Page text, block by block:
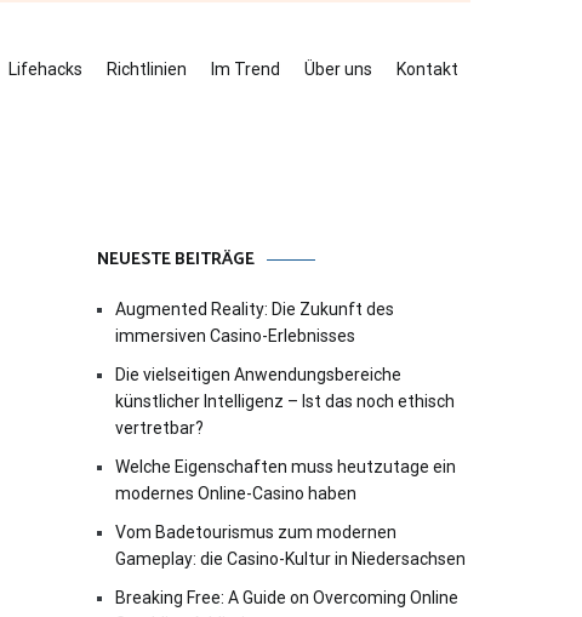
Lifehacks Richtlinien Im Trend Über uns Kontakt
NEUESTE BEITRÄGE
Augmented Reality: Die Zukunft des
immersiven Casino-Erlebnisses
Die vielseitigen Anwendungsbereiche
künstlicher Intelligenz – Ist das noch ethisch
vertretbar?
Welche Eigenschaften muss heutzutage ein
modernes Online-Casino haben
Vom Badetourismus zum modernen
Gameplay: die Casino-Kultur in Niedersachsen
Breaking Free: A Guide on Overcoming Online